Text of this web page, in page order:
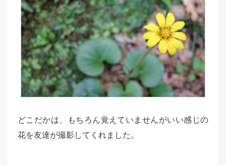
どこだかは、もちろん覚えていませんがいい感じの
花を友達が撮影してくれました。